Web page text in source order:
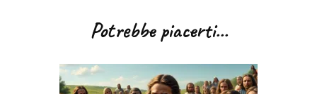
articoliPotrebbe piacerti...